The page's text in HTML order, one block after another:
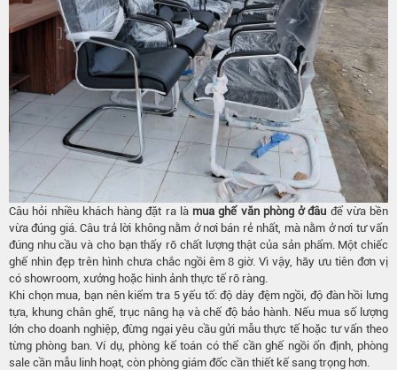
Câu hỏi nhiều khách hàng đặt ra là mua ghế văn phòng ở đâu để vừa bền
vừa đúng giá. Câu trả lời không nằm ở nơi bán rẻ nhất, mà nằm ở nơi tư vấn
đúng nhu cầu và cho bạn thấy rõ chất lượng thật của sản phẩm. Một chiếc
ghế nhìn đẹp trên hình chưa chắc ngồi êm 8 giờ. Vì vậy, hãy ưu tiên đơn vị
có showroom, xưởng hoặc hình ảnh thực tế rõ ràng.
Khi chọn mua, bạn nên kiểm tra 5 yếu tố: độ dày đệm ngồi, độ đàn hồi lưng
tựa, khung chân ghế, trục nâng hạ và chế độ bảo hành. Nếu mua số lượng
lớn cho doanh nghiệp, đừng ngại yêu cầu gửi mẫu thực tế hoặc tư vấn theo
từng phòng ban. Ví dụ, phòng kế toán có thể cần ghế ngồi ổn định, phòng
sale cần mẫu linh hoạt, còn phòng giám đốc cần thiết kế sang trọng hơn.